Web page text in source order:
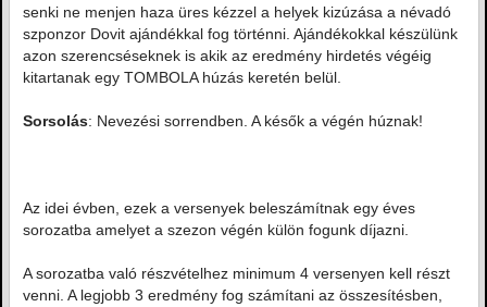
senki ne menjen haza üres kézzel a helyek kizúzása a névadó
szponzor Dovit ajándékkal fog történni. Ajándékokkal készülünk
azon szerencséseknek is akik az eredmény hirdetés végéig
kitartanak egy TOMBOLA húzás keretén belül.
Sorsolás: Nevezési sorrendben. A késők a végén húznak!
Az idei évben, ezek a versenyek beleszámítnak egy éves
sorozatba amelyet a szezon végén külön fogunk díjazni.
A sorozatba való részvételhez minimum 4 versenyen kell részt
venni. A legjobb 3 eredmény fog számítani az összesítésben,